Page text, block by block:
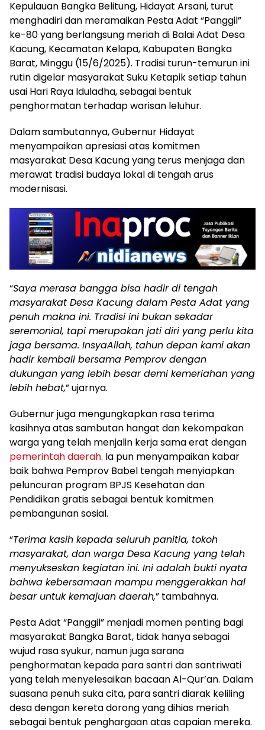
Kepulauan Bangka Belitung, Hidayat Arsani, turut
menghadiri dan meramaikan Pesta Adat “Panggil”
ke-80 yang berlangsung meriah di Balai Adat Desa
Kacung, Kecamatan Kelapa, Kabupaten Bangka
Barat, Minggu (15/6/2025). Tradisi turun-temurun ini
rutin digelar masyarakat Suku Ketapik setiap tahun
usai Hari Raya Iduladha, sebagai bentuk
penghormatan terhadap warisan leluhur.
Dalam sambutannya, Gubernur Hidayat
menyampaikan apresiasi atas komitmen
masyarakat Desa Kacung yang terus menjaga dan
merawat tradisi budaya lokal di tengah arus
modernisasi.
“Saya merasa bangga bisa hadir di tengah
masyarakat Desa Kacung dalam Pesta Adat yang
penuh makna ini. Tradisi ini bukan sekadar
seremonial, tapi merupakan jati diri yang perlu kita
jaga bersama. InsyaAllah, tahun depan kami akan
hadir kembali bersama Pemprov dengan
dukungan yang lebih besar demi kemeriahan yang
lebih hebat,” ujarnya.
Gubernur juga mengungkapkan rasa terima
kasihnya atas sambutan hangat dan kekompakan
warga yang telah menjalin kerja sama erat dengan
pemerintah daerah. Ia pun menyampaikan kabar
baik bahwa Pemprov Babel tengah menyiapkan
peluncuran program BPJS Kesehatan dan
Pendidikan gratis sebagai bentuk komitmen
pembangunan sosial.
“Terima kasih kepada seluruh panitia, tokoh
masyarakat, dan warga Desa Kacung yang telah
menyukseskan kegiatan ini. Ini adalah bukti nyata
bahwa kebersamaan mampu menggerakkan hal
besar untuk kemajuan daerah,” tambahnya.
Pesta Adat “Panggil” menjadi momen penting bagi
masyarakat Bangka Barat, tidak hanya sebagai
wujud rasa syukur, namun juga sarana
penghormatan kepada para santri dan santriwati
yang telah menyelesaikan bacaan Al-Qur’an. Dalam
suasana penuh suka cita, para santri diarak keliling
desa dengan kereta dorong yang dihias meriah
sebagai bentuk penghargaan atas capaian mereka.